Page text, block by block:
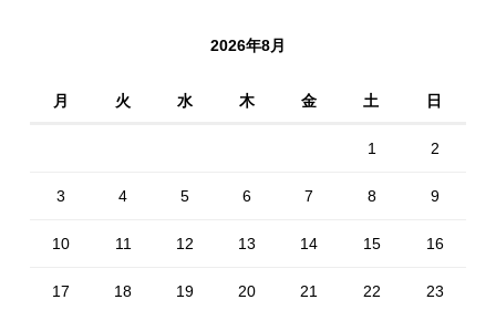
2026年8月
月 火 水 木 金 土 日
1 2
3 4 5 6 7 8 9
10 11 12 13 14 15 16
17 18 19 20 21 22 23